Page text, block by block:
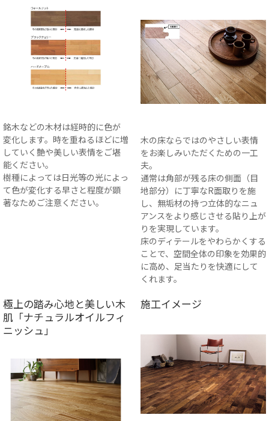
銘木などの木材は経時的に色が
変化します。時を重ねるほどに増
していく艶や美しい表情をご堪
能ください。
樹種によっては日光等の光によっ
て色が変化する早さと程度が顕
著なためご注意ください。
木の床ならではのやさしい表情
をお楽しみいただくための一工
夫。
通常は角部が残る床の側面（目
地部分）に丁寧なR面取りを施
し、無垢材の持つ立体的なニュ
アンスをより感じさせる貼り上が
りを実現しています。
床のディテールをやわらかくする
ことで、空間全体の印象を効果的
に高め、足当たりを快適にして
くれます。
極上の踏み心地と美しい木
肌「ナチュラルオイルフィ
ニッシュ」
施工イメージ